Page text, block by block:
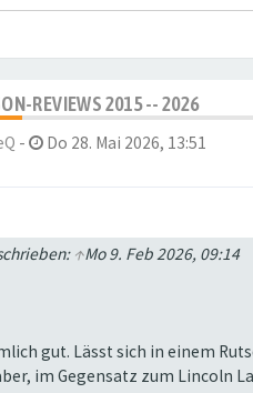
REVIEWS 2015 -- 2026
- Do 28. Mai 2026, 13:51
↑Mo 9. Feb 2026, 09:14
gut. Lässt sich in einem
im Gegensatz zum Lincoln